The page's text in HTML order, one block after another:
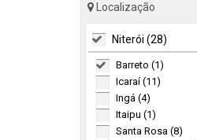
Localização
Niterói (28)
Barreto (1)
Icaraí (11)
Ingá (4)
Itaipu (1)
Santa Rosa (8)